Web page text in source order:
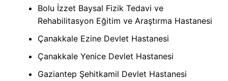
Bolu İzzet Baysal Fizik Tedavi ve
Rehabilitasyon Eğitim ve Araştırma Hastanesi
Çanakkale Ezine Devlet Hastanesi
Çanakkale Yenice Devlet Hastanesi
Gaziantep Şehitkamil Devlet Hastanesi